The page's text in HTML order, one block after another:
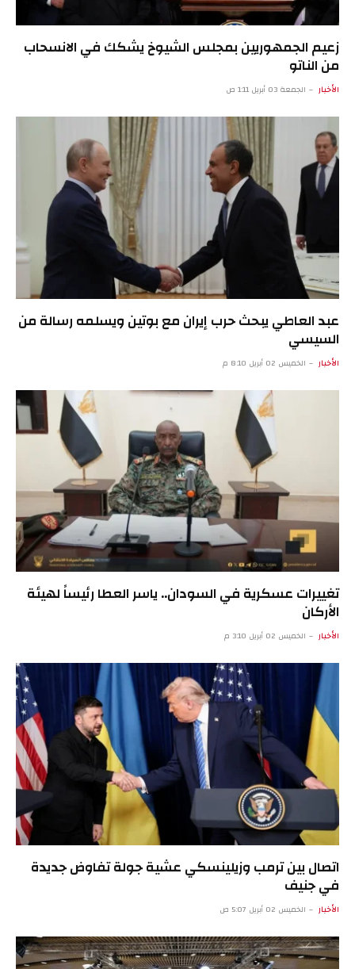
زعيم الجمهوريين بمجلس الشيوخ يشكك في الانسحاب
من الناتو
الأخبار الجمعة 03 أبريل 1:11 ص
عبد العاطي يبحث حرب إيران مع بوتين ويسلمه رسالة من
السيسي
الأخبار الخميس 02 أبريل 8:10 م
تغييرات عسكرية في السودان.. ياسر العطا رئيساً لهيئة
الأركان
الأخبار الخميس 02 أبريل 3:10 م
اتصال بين ترمب وزيلينسكي عشية جولة تفاوض جديدة
في جنيف
الأخبار الخميس 02 أبريل 5:07 ص